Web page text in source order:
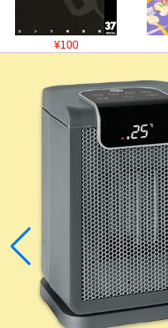
¥100